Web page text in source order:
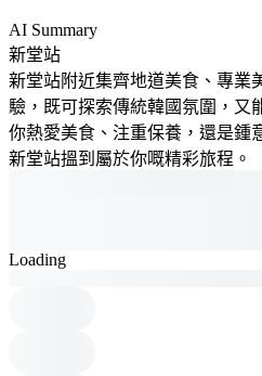
AI Summary
新堂站
新堂站附近集齊地道美食、專業
驗，既可探索傳統韓國氛圍，又
你熱愛美食、注重保養，還是鍾
新堂站搵到屬於你嘅精彩旅程。
Loading